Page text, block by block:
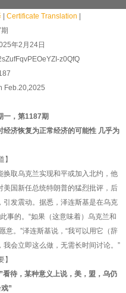
Certificate Translation
年2月24日
z0QfQ
Feb.20,2025
一，第1187期
济恢复为正常经济的可能性 几乎为
】
取乌克兰实现和平或加入北约，他
美国新任总统特朗普的猛烈批评，后
引发震动。据悉，泽连斯基是在乌克
事的。“如果（这意味着）乌克兰和
意。”泽连斯基说，“我可以用它（辞
会立即这么做，无需长时间讨论。”
】
待，某种意义上说，美，盟，乌仍
”